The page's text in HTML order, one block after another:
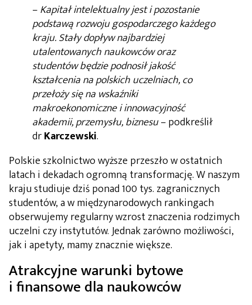
–Kapitał intelektualny jest i pozostanie
podstawą rozwoju gospodarczego każdego
kraju. Stały dopływ najbardziej
utalentowanych naukowców oraz
studentów będzie podnosił jakość
kształcenia na polskich uczelniach, co
przełoży się na wskaźniki
makroekonomiczne i innowacyjność
akademii, przemysłu, biznesu– podkreślił
drKarczewski.
Polskie szkolnictwo wyższe przeszło w ostatnich
latach i dekadach ogromną transformację. W naszym
kraju studiuje dziś ponad 100 tys. zagranicznych
studentów, a w międzynarodowych rankingach
obserwujemy regularny wzrost znaczenia rodzimych
uczelni czy instytutów. Jednak zarówno możliwości,
jak i apetyty, mamy znacznie większe.
Atrakcyjne warunki bytowe
i finansowe dla naukowców